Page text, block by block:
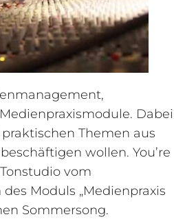
Dabei
Themen aus
wollen. You’re
vom
Moduls „Medienpraxis
Sommersong.